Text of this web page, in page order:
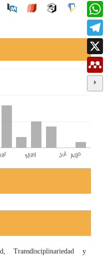
Transdisciplinariedad y